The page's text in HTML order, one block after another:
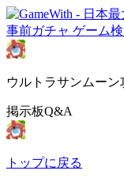
事前ガチャ ゲーム
ウルトラサンムー
掲示板Q&A
トップに戻る